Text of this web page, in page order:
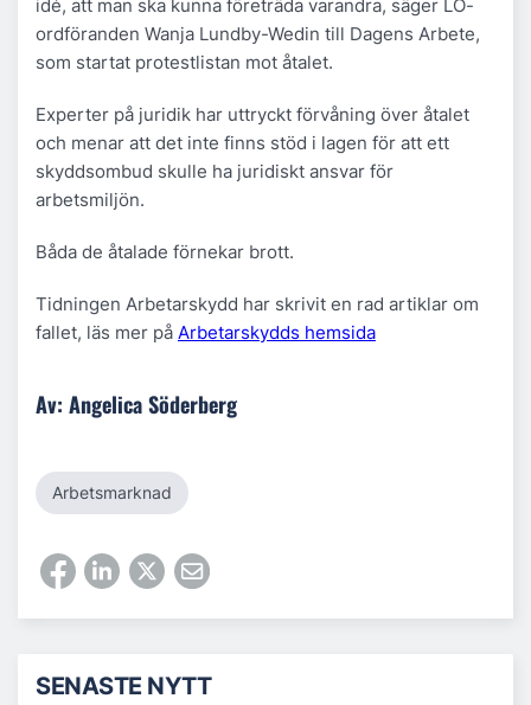
idé, att man ska kunna företräda varandra, säger LO-
ordföranden Wanja Lundby-Wedin till Dagens Arbete,
som startat protestlistan mot åtalet.
Experter på juridik har uttryckt förvåning över åtalet
och menar att det inte finns stöd i lagen för att ett
skyddsombud skulle ha juridiskt ansvar för
arbetsmiljön.
Båda de åtalade förnekar brott.
Tidningen Arbetarskydd har skrivit en rad artiklar om
fallet, läs mer på Arbetarskydds hemsida
Av: Angelica Söderberg
Arbetsmarknad
SENASTE NYTT